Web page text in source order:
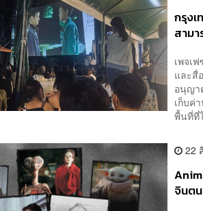
กรุง
สาม
เพจเ
และสื่
อนุญา
เก็บค่
พื้นที่ที่
22
จินต